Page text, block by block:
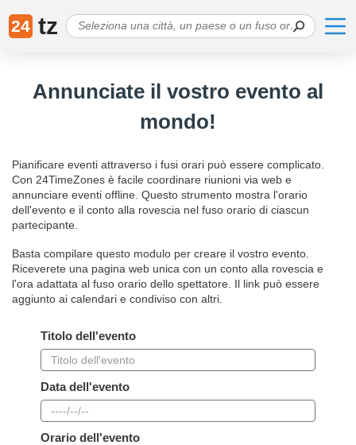
24 tz
Annunciate il vostro evento al
mondo!
Pianificare eventi attraverso i fusi orari può essere complicato.
Con 24TimeZones è facile coordinare riunioni via web e
annunciare eventi offline. Questo strumento mostra l'orario
dell'evento e il conto alla rovescia nel fuso orario di ciascun
partecipante.
Basta compilare questo modulo per creare il vostro evento.
Riceverete una pagina web unica con un conto alla rovescia e
l'ora adattata al fuso orario dello spettatore. Il link può essere
aggiunto ai calendari e condiviso con altri.
Titolo dell'evento
Data dell'evento
Orario dell'evento